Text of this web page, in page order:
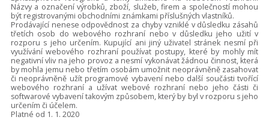
Názvy a označení výrobků, zboží, služeb, firem a společností mohou
být registrovanými obchodními známkami příslušných vlastníků.
Prodávající nenese odpovědnost za chyby vzniklé v důsledku zásahů
třetích osob do webového rozhraní nebo v důsledku jeho užití v
rozporu s jeho určením. Kupující ani jiný uživatel stránek nesmí při
využívání webového rozhraní používat postupy, které by mohly mít
negativní vliv na jeho provoz a nesmí vykonávat žádnou činnost, která
by mohla jemu nebo třetím osobám umožnit neoprávněně zasahovat
či neoprávněně užít programové vybavení nebo další součásti tvořící
webového rozhraní a užívat webové rozhraní nebo jeho části či
softwarové vybavení takovým způsobem, který by byl v rozporu s jeho
určením či účelem.
Platné od 1. 1. 2020